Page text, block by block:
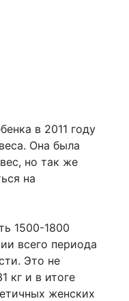
в 2011 году
Она была
но так же
на
1500-1800
всего периода
Это не
кг и в итоге
женских